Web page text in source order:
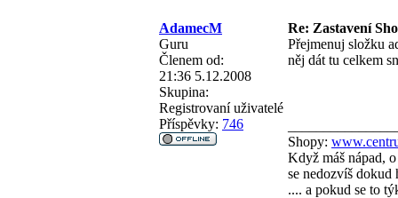
AdamecM
Re: Zastavení
Guru
Členem od:
21:36 5.12.2008
Skupina:
Registrovaní uživatelé
Příspěvky: 746
Přejmenuj složku
něj dát tu celkem
Shopy:
Když máš nápad,
se nedozvíš dokud
.... a pokud se to